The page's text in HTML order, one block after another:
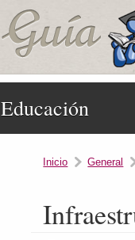
Educación
Inicio General